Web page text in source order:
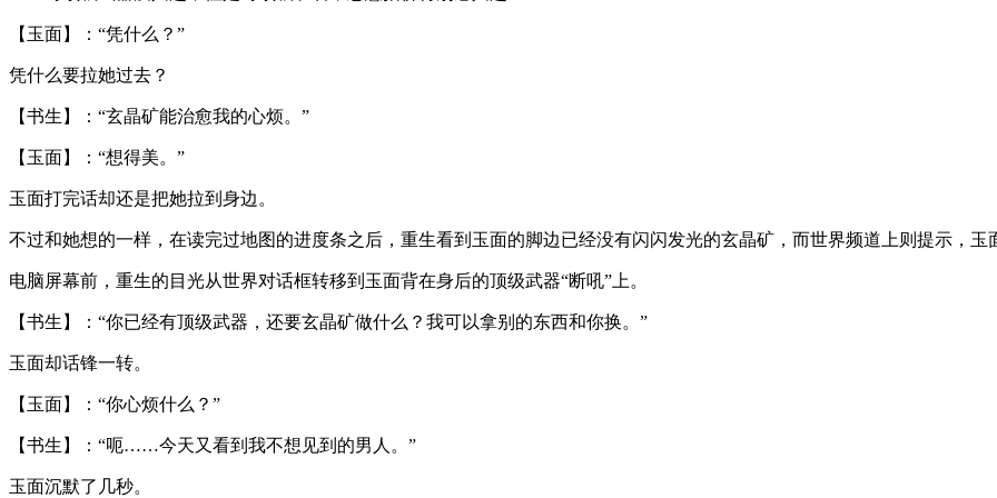
【玉面】：“凭什么？”
凭什么要拉她过去？
【书生】：“玄晶矿能治愈我的心烦。”
【玉面】：“想得美。”
玉面打完话却还是把她拉到身边。
不过和她想的一样，在读完过地图的进度条之后，重生看到玉面的脚边已经没有闪闪发光的玄晶矿，而世界频道上则提示，玉
电脑屏幕前，重生的目光从世界对话框转移到玉面背在身后的顶级武器“断吼”上。
【书生】：“你已经有顶级武器，还要玄晶矿做什么？我可以拿别的东西和你换。”
玉面却话锋一转。
【玉面】：“你心烦什么？”
【书生】：“呃……今天又看到我不想见到的男人。”
玉面沉默了几秒。